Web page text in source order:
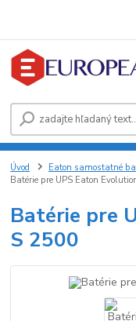
Úvod Eaton samostatné
Batérie pre UPS Eaton
Batérie pre
S 2500